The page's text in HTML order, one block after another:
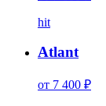
hit
Atlant
от 7 400 ₽